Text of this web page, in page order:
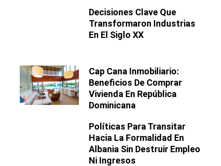
Decisiones Clave Que
Transformaron Industrias
En El Siglo XX
Cap Cana Inmobiliario:
Beneficios De Comprar
Vivienda En República
Dominicana
Políticas Para Transitar
Hacia La Formalidad En
Albania Sin Destruir Empleo
Ni Ingresos